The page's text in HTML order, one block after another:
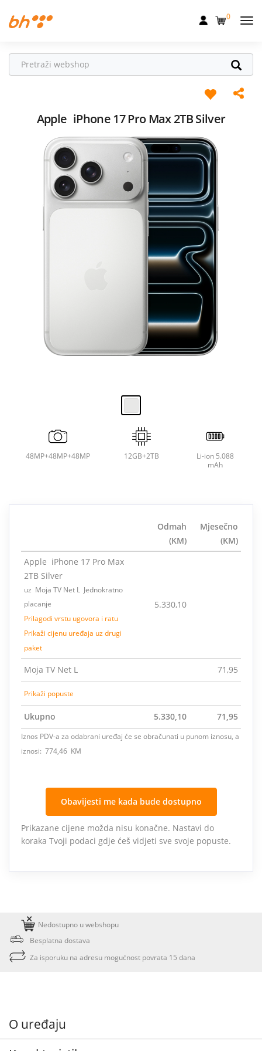
Fiksna
Televizija
Pogodnosti
0
Apple iPhone 17 Pro Max 2TB Silver
48MP+48MP+48MP 12GB+2TB
Li-ion 5.088
mAh
Odmah
(KM)
Mjesečno
(KM)
Apple iPhone 17 Pro Max
2TB Silver
uz Moja TV Net L Jednokratno
placanje
Prilagodi vrstu ugovora i ratu
Prikaži cijenu uređaja uz drugi
paket
5.330,10
Moja TV Net L 71,95
Prikaži popuste
Ukupno 5.330,10 71,95
Iznos PDV-a za odabrani uređaj će se obračunati u punom iznosu, a
iznosi: 774,46 KM
Obavijesti me kada bude dostupno
Prikazane cijene možda nisu konačne. Nastavi do
koraka Tvoji podaci gdje ćeš vidjeti sve svoje popuste.
Nedostupno u webshopu
Besplatna dostava
Za isporuku na adresu mogućnost povrata 15 dana
O uređaju